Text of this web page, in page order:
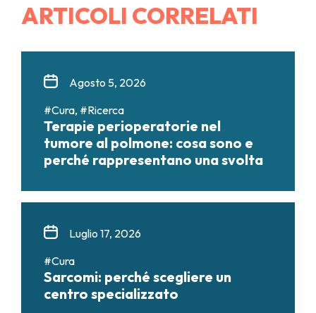
ARTICOLI CORRELATI
Agosto 5, 2026
#Cura, #Ricerca
Terapie perioperatorie nel
tumore al polmone: cosa sono e
perché rappresentano una svolta
Luglio 17, 2026
#Cura
Sarcomi: perché scegliere un
centro specializzato